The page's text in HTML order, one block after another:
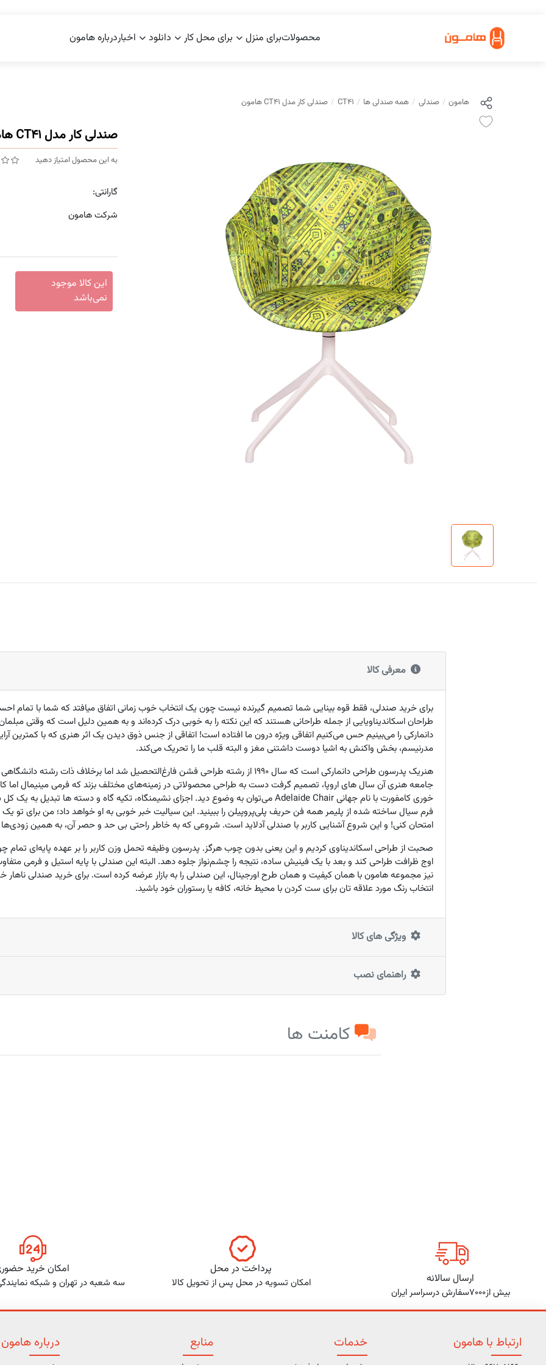
محصولاتبرای منزل برای محل کار دانلود اخباردرباره هامون
صندلی کار مدل CT41 هامون
به این محصول امتیاز دهید
گارانتی:
شرکت هامون
این کالا موجود
نمی‌باشد
هامون صندلی همه صندلی ها CT41 صندلی کار مدل CT41 هامون
معرفی کالا
برای خرید صندلی، فقط قوه بینایی شما تصمیم گیرنده نیست چون یک انتخاب خوب زمانی اتفاق میافتد که شما با
طراحان اسکاندیناویایی از جمله طراحانی هستند که این نکته را به خوبی درک کرده‌اند و به همین دلیل است که وقتی
دانمارکی را می‌بینیم حس می‌کنیم اتفاقی ویژه درون ما افتاده است! اتفاقی از جنس ذوق دیدن یک اثر هنری که با کمترین
مدرنیسم، بخش واکنش به اشیا دوست داشتنی مغز و البته قلب ما را تحریک می‌کند.
هنریک پدرسون طراحی دانمارکی است که سال 1990 از رشته طراحی فشن فارغ‌التحصیل شد اما برخلاف
جامعه هنری آن سال های اروپا، تصمیم گرفت دست به طراحی محصولاتی در زمینه‌های مختلف بزند که فرمی مینیمال اما کارا
خوری کامفورت با نام جهانیAdelaide Chairمی‌توان به وضوع دید. اجزای نشیمنگاه، تکیه گاه و دسته ها تبدیل به یک
فرم سیال ساخته شده از پلیمر همه فن حریف پلی‌پروپیلن را ببینید. این سیالیت خبر خوبی به او خواهد داد؛ من برای
امتحان کنی! و این شروع آشنایی کاربر با صندلی آدلاید است. شروعی که به خاطر راحتی بی حد و حصر آن، به همین
صحبت از طراحی اسکاندیناوی کردیم و این یعنی بدون چوب هرگز. پدرسون وظیفه تحمل وزن کاربر را بر عهده پایه‌ای تمام
اوج ظرافت طراحی کند و بعد با یک فینیش ساده، نتیجه را چشم‌نواز جلوه دهد. البته این صندلی با پایه استیل و فرمی
نیز مجموعه هامون با همان کیفیت و همان طرح اورجینال، این صندلی را به بازار عرضه کرده است. برای خرید صندلی
انتخاب رنگ مورد علاقه تان برای ست کردن با محیط خانه، کافه یا رستوران خود باشید.
ویژگی های کالا
راهنمای نصب
کامنت ها
ارسال سالانه
بیش از7000سفارش درسراسر ایران
پرداخت در محل
امکان تسویه در محل پس از تحویل کالا
امکان خرید
سه شعبه در تهران و شبکه
درباره هامون منابع خدمات ارتباط با هامون